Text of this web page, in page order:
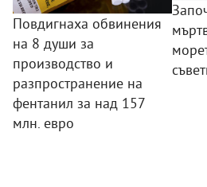
Повдигнаха обвинения
на 8 души за
производство и
разпространение на
фентанил за над 157
млн. евро